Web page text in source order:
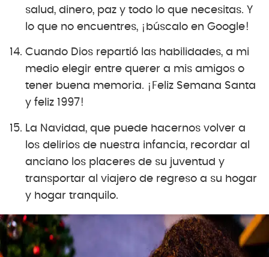
salud, dinero, paz y todo lo que necesitas. Y
lo que no encuentres, ¡búscalo en Google!
Cuando Dios repartió las habilidades, a mi
medio elegir entre querer a mis amigos o
tener buena memoria. ¡Feliz Semana Santa
y feliz 1997!
La Navidad, que puede hacernos volver a
los delirios de nuestra infancia, recordar al
anciano los placeres de su juventud y
transportar al viajero de regreso a su hogar
y hogar tranquilo.